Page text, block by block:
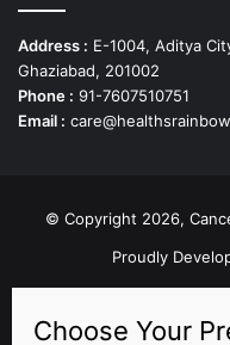
Address : E-1004, Aditya
Ghaziabad, 201002
Phone : 91-7607510751
Email :
© Copyright 2026,
Proudly
Facebook